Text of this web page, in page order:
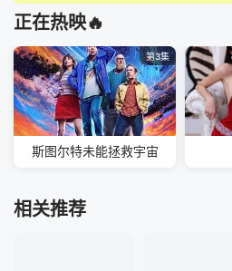
正在热映🔥
第3集
斯图尔特未能拯救宇宙
相关推荐